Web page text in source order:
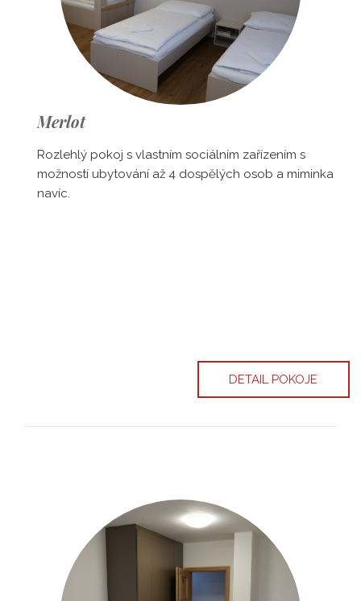
Merlot
Rozlehlý pokoj s vlastním sociálním zařízením s
možností ubytování až 4 dospělých osob a miminka
navíc.
DETAIL POKOJE